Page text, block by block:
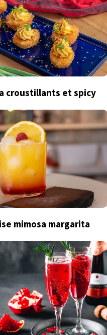
croustillants et spicy
mimosa margarita